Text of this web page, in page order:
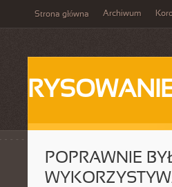
Strona główna Archiwum
POPRAWNIE